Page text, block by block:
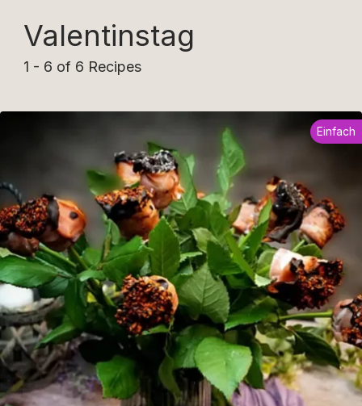
Valentinstag
1 - 6 of 6 Recipes
Einfach